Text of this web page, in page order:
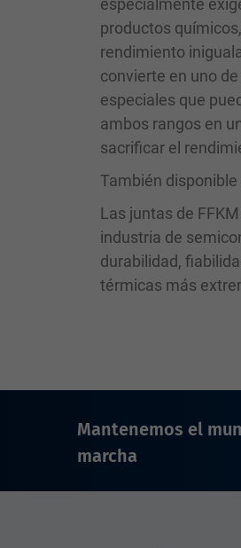
especialmente
productos
rendimiento
convierte en uno
especiales que
ambos rangos en
sacrificar el
También disponible
Las juntas de
industria de
durabilidad,
térmicas más
Mantenemos el
marcha